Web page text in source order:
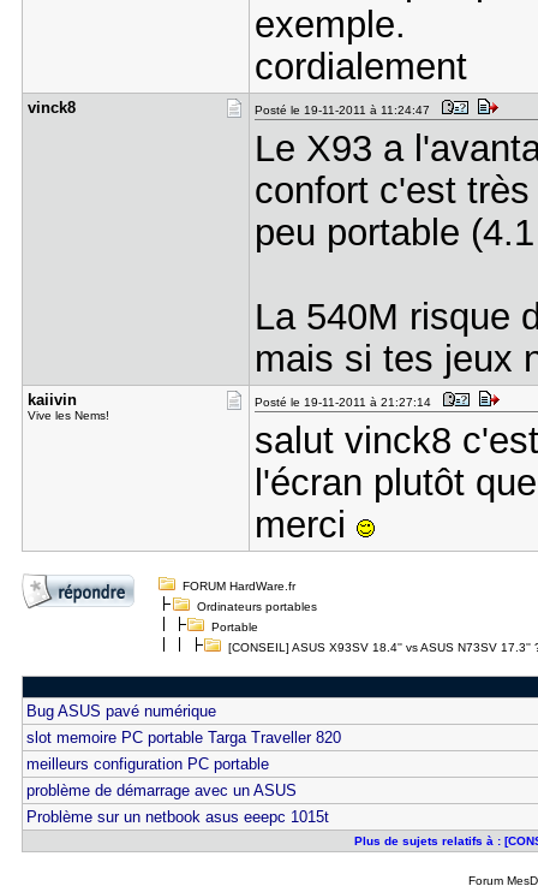
exemple.
cordialement
vinck8 Posté le 19-11-2011 à 11:24:47
Le X93 a
confort c'est
peu portable
La 540M risque
mais si tes jeux
kaiivin
Vive les Nems!
Posté le 19-11-2011 à 21:27:14
salut vinck8
l'écran plutôt
merci
FORUM HardWare.fr
Ordinateurs portables
Portable
[CONSEIL] ASUS X93SV 18.4'' vs ASUS N73SV 17.3''
Bug ASUS pavé numérique
slot memoire PC portable Targa Traveller 820
meilleurs configuration PC portable
problème de démarrage avec un ASUS
Problème sur un netbook asus eeepc 1015t
Plus de sujets relatifs à :
Forum